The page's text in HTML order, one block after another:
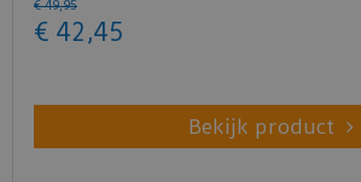
€ 49,95
€ 42 ,45
Bekijk product